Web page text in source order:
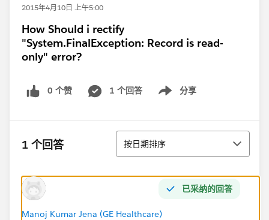
2015年4月10日 上午5:00
How Should i rectify
"System.FinalException: Record is read-
only" error?
0 个赞 1 个回答 分享
Show menu
1 个回答 排序
按日期排序
已采纳的回答
Manoj Kumar Jena (GE Healthcare)